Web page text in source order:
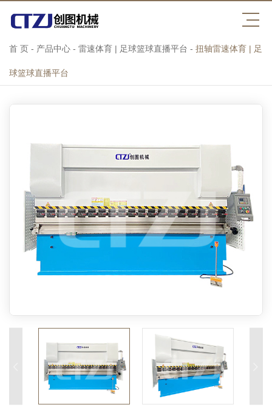
首 页 - 产品中心 - 雷速体育 | 足球篮球直播平台 - 扭轴雷速体育 | 足
球篮球直播平台